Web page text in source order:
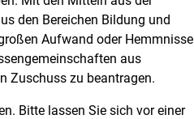
den Bereichen Bildung und
Aufwand oder Hemmnisse
aus
Zuschuss zu beantragen.
Bitte lassen Sie sich vor einer